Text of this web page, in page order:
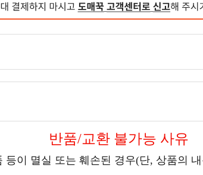
반품/교환 불가능 사유
등이 멸실 또는 훼손된 경우(단, 상품의